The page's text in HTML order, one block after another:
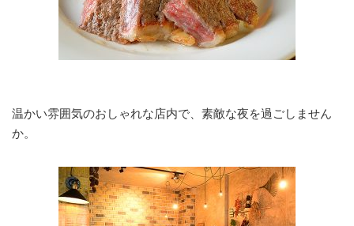
温かい雰囲気のおしゃれな店内で、素敵な夜を過ごしません
か。